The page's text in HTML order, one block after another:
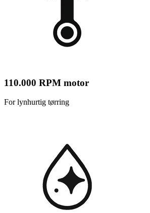
110.000 RPM motor
For lynhurtig tørring